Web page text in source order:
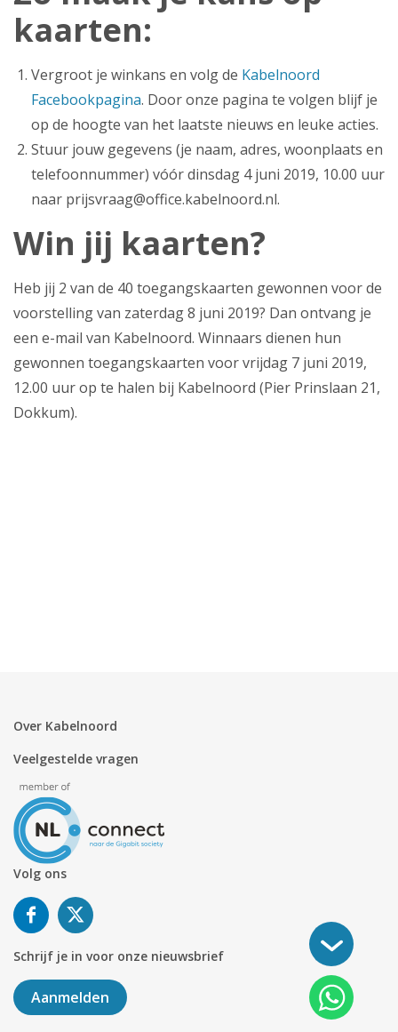
kaarten:
Vergroot je winkans en volg de Kabelnoord
Facebookpagina. Door onze pagina te volgen blijf je
op de hoogte van het laatste nieuws en leuke acties.
Stuur jouw gegevens (je naam, adres, woonplaats en
telefoonnummer) vóór dinsdag 4 juni 2019, 10.00 uur
naar prijsvraag@office.kabelnoord.nl.
Win jij kaarten?
Heb jij 2 van de 40 toegangskaarten gewonnen voor de
voorstelling van zaterdag 8 juni 2019? Dan ontvang je
een e-mail van Kabelnoord. Winnaars dienen hun
gewonnen toegangskaarten voor vrijdag 7 juni 2019,
12.00 uur op te halen bij Kabelnoord (Pier Prinslaan 21,
Dokkum).
Over Kabelnoord
Veelgestelde vragen
Volg ons
Schrijf je in voor onze nieuwsbrief
Aanmelden